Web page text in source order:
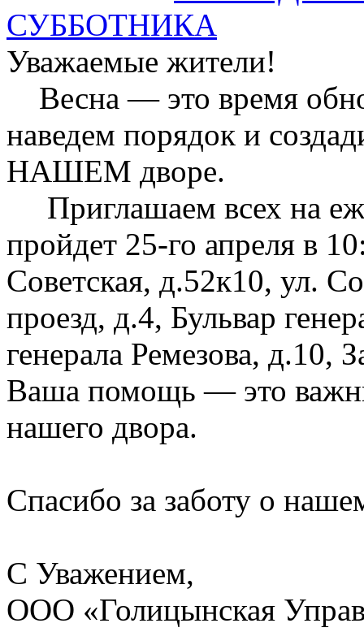
СУББОТНИКА
Уважаемые жители!
Весна — это время
наведем порядок и
НАШЕМ дворе.
Приглашаем всех на
пройдет 25-го апреля в
Советская, д.52к10, ул.
проезд, д.4, Бульвар
генерала Ремезова, д.10,
Ваша помощь — это
нашего двора.
Спасибо за заботу о
С Уважением,
ООО «Голицынская